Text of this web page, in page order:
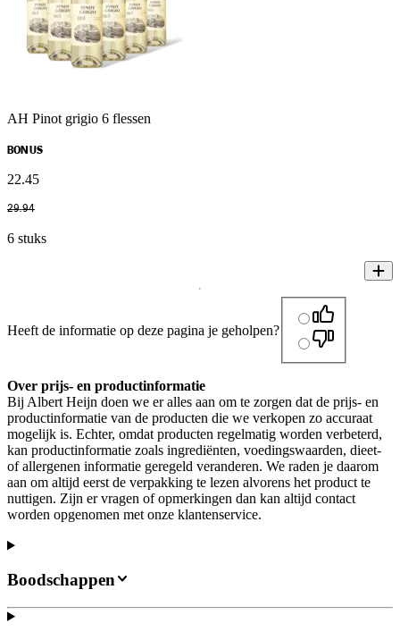
AH Pinot grigio 6 flessen
BONUS
22.45
29.94
6 stuks
Heeft de informatie op deze pagina je geholpen?
Over prijs- en productinformatie
Bij Albert Heijn doen we er alles aan om te zorgen dat de prijs- en
productinformatie van de producten die we verkopen zo accuraat
mogelijk is. Echter, omdat producten regelmatig worden verbeterd,
kan productinformatie zoals ingrediënten, voedingswaarden, dieet-
of allergenen informatie geregeld veranderen. We raden je daarom
aan om altijd eerst de verpakking te lezen alvorens het product te
nuttigen. Zijn er vragen of opmerkingen dan kan altijd contact
worden opgenomen met onze klantenservice.
Boodschappen